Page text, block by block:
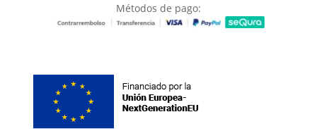
Métodos de pago: